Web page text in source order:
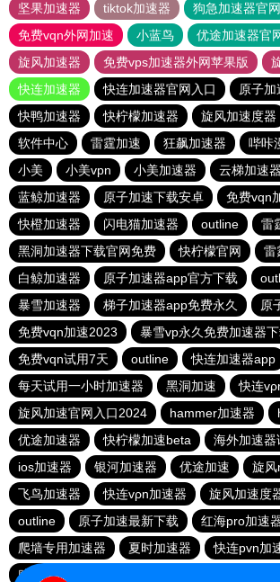
坚果加速器
tiktok加速器
狗急加速器官网
免费vqn外网加速
小蓝鸟 优途加速器官
旋风加速器
免费vps加速器外网苹果版
快连加速器
快连加速器官网入口
原子加
快鸭加速器
快柠檬加速器 旋风加速度器
软件中心
雷霆加速 狂飙加速器 哔咔
小美
小美vpn 小美加速器 云梯加速器
蓝鲸加速器
原子加速下载安卓
免费vqn
快橙加速器
闪电猫加速器 outline
雷
黑洞加速器下载官网免费
快柠檬官网
雷
白鲸加速器
原子加速器app官方下载
暴雪加速器
梯子加速器app免费永久
原
免费vqn加速2023
暴雪vp永久免费加速器
免费vqn试用7天
outline 快连加速器app
每天试用一小时加速器
黑洞加速
快连
旋风加速官网入口2024
hammer加速器
优途加速器
快柠檬加速beta
海外加速器
ios加速器
银河加速器 优途加速
旋风
飞鸟加速器
快连vρn加速器 旋风加速度
outline
原子加速最新下载
红海pro加速
爬墙专用加速器
夏时加速器
快连pvn加
赔钱机场官网